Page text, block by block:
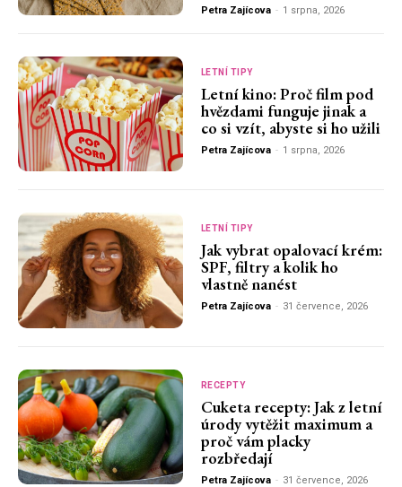
Petra Zajícova - 1 srpna, 2026
LETNÍ TIPY
Letní kino: Proč film pod
hvězdami funguje jinak a
co si vzít, abyste si ho užili
Petra Zajícova - 1 srpna, 2026
LETNÍ TIPY
Jak vybrat opalovací krém:
SPF, filtry a kolik ho
vlastně nanést
Petra Zajícova - 31 července, 2026
RECEPTY
Cuketa recepty: Jak z letní
úrody vytěžit maximum a
proč vám placky
rozbředají
Petra Zajícova - 31 července, 2026